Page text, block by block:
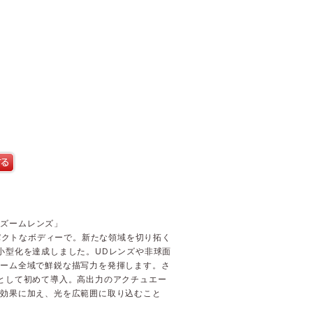
ームレンズ」
トなボディーで。新たな領域を切り拓く
化を達成しました。UDレンズや非球面
ム全域で鮮鋭な描写力を発揮します。さ
て初めて導入。高出力のアクチュエー
果に加え、光を広範囲に取り込むこと